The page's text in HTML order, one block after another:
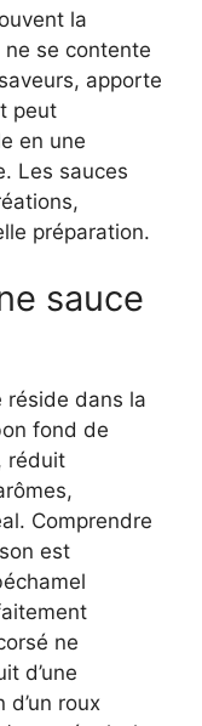
la
ne se contente
apporte
peut
en une
Les sauces
préparation.
sauce
réside dans la
fond de
réduit
Comprendre
est
ne
d’une
d’un roux